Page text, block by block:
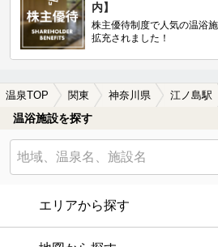
内】
株主優待制度で人気の温浴
拡充されました！
温泉TOP 関東 神奈川県 江ノ島駅
温浴施設を探す
エリアから探す